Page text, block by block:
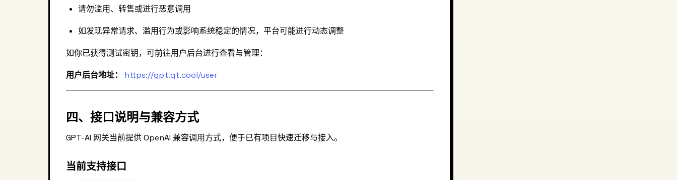
请勿滥用、转售或进行恶意调用
如发现异常请求、滥用行为或影响系统稳定的情况，平台可能进行动态调整
如你已获得测试密钥，可前往用户后台进行查看与管理：
用户后台地址： https://gpt.qt.cool/user
四、接口说明与兼容方式
GPT-AI 网关当前提供 OpenAI 兼容调用方式，便于已有项目快速迁移与接入。
当前支持接口